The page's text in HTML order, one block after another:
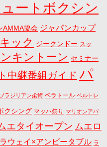
ートボクシン
AMMA協会 ジャパンカップ
ック ジークンドー スッ
キントーン セミナー
中継番組ガイド パ
ブラジリアン柔術 ベラトール ベルトレ
クシング マッハ祭り マリオンアパ
エタイオープン ムエロ
ラウェイ×アンビータブル ラ